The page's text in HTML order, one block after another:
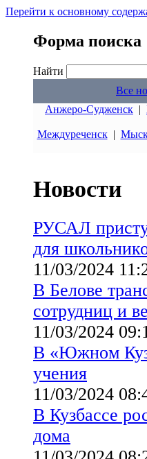
Перейти к основному
Форма поиска
Найти
Все
Анжеро-Судженск |
Междуреченск|
Новости
РУСАЛ
для
11/03/2024
В Белове
сотрудниц и
11/03/2024
В «Южном
учения
11/03/2024
В Кузбассе
дома